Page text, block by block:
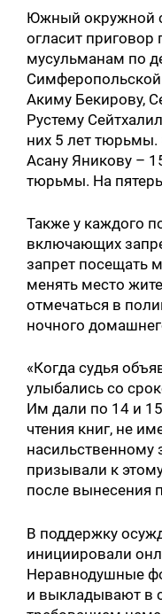
Южный окружной
огласит
мусульманам по
Симферопольской
Акиму Бекирову,
Рустему
них 5 лет тюрьмы.
Асану Яникову –
тюрьмы. На
Также у каждого
включающих
запрет посещать
менять место
отмечаться в
ночного
«Когда судья
улыбались со
Им дали по 14 и
чтения книг, не
насильственному
призывали к
после вынесения
В поддержку
инициировали
Неравнодушные
и выкладывают в